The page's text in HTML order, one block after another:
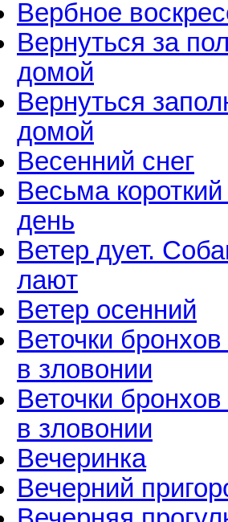
Вербное
Вернуться за
домой
Вернуться
домой
Весенний снег
Весьма
день
Ветер дует.
лают
Ветер осенний
Веточки бронхов
в зловонии
Веточки бронхов
в зловонии
Вечеринка
Вечерний